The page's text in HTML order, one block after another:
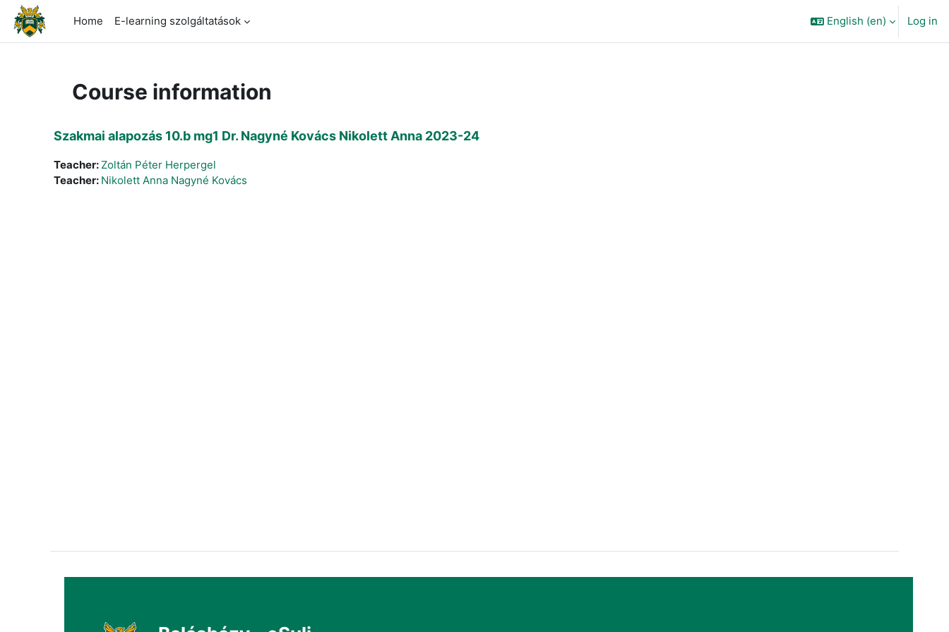
Skip to main content
Home
E-learning szolgáltatások English ‎(en)‎ Log in
Course information
Szakmai alapozás 10.b mg1 Dr. Nagyné Kovács Nikolett Anna 2023-24
Teacher:Zoltán Péter Herpergel
Teacher: Nikolett Anna Nagyné Kovács